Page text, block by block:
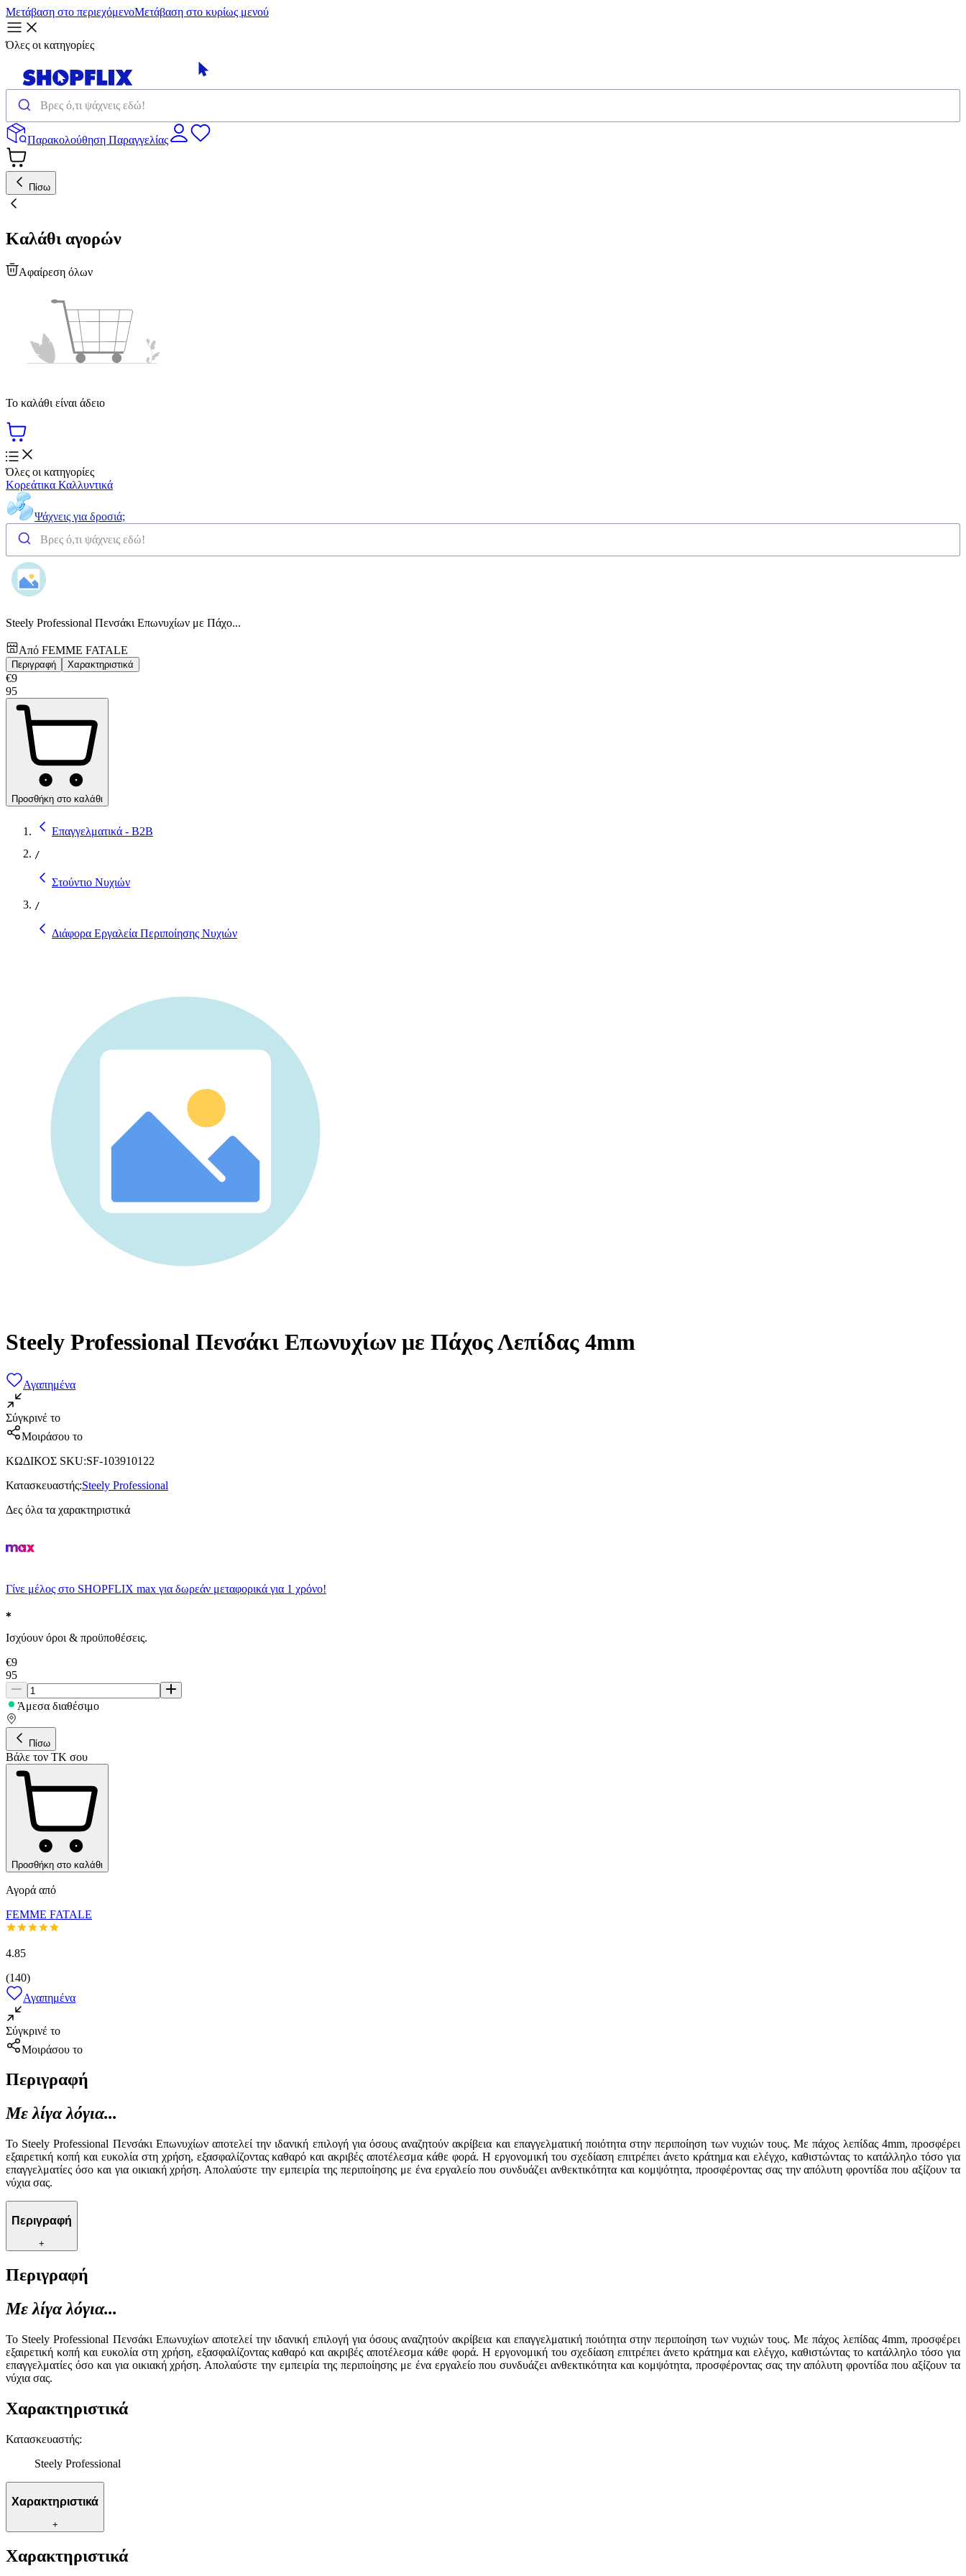
Μετάβαση στο περιεχόμενοΜετάβαση στο κυρίως μενού
Όλες οι κατηγορίες
Παρακολούθηση Παραγγελίας
Πίσω
Καλάθι αγορών
Αφαίρεση όλων
Το καλάθι είναι άδειο
Όλες οι κατηγορίες
Κορεάτικα Καλλυντικά
Ψάχνεις για δροσιά;
Steely Professional Πενσάκι Επωνυχίων με Πάχο...
Από FEMME FATALE
Περιγραφή Χαρακτηριστικά
€9
95
Προσθήκη στο καλάθι
Επαγγελματικά - B2B
/
Στούντιο Νυχιών
/
Διάφορα Εργαλεία Περιποίησης Νυχιών
Steely Professional Πενσάκι Επωνυχίων με Πάχος Λεπίδας 4mm
Αγαπημένα
Σύγκρινέ το
Μοιράσου το
ΚΩΔΙΚΟΣ SKU:SF-103910122
Κατασκευαστής:Steely Professional
Δες όλα τα χαρακτηριστικά
Γίνε μέλος στο SHOPFLIX max για δωρεάν μεταφορικά για 1 χρόνο!
Ισχύουν όροι & προϋποθέσεις.
€9
95
Άμεσα διαθέσιμο
Πίσω
Βάλε τον ΤΚ σου
Προσθήκη στο καλάθι
Αγορά από
FEMME FATALE
4.85
(140)
Αγαπημένα
Σύγκρινέ το
Μοιράσου το
Περιγραφή
Με λίγα λόγια...
Το Steely Professional Πενσάκι Επωνυχίων αποτελεί την ιδανική επιλογή για όσους αναζητούν ακρίβεια και επαγγελματική ποιότητα στην περιποίηση των νυχιών τους. Με πάχος λεπίδας 4mm, προσφέρει
εξαιρετική κοπή και ευκολία στη χρήση, εξασφαλίζοντας καθαρό και ακριβές αποτέλεσμα κάθε φορά. Η εργονομική του σχεδίαση επιτρέπει άνετο κράτημα και ελέγχο, καθιστώντας το κατάλληλο τόσο για
επαγγελματίες όσο και για οικιακή χρήση. Απολαύστε την εμπειρία της περιποίησης με ένα εργαλείο που συνδυάζει ανθεκτικότητα και κομψότητα, προσφέροντας σας την απόλυτη φροντίδα που αξίζουν τα
νύχια σας.
Περιγραφή
+
Περιγραφή
Με λίγα λόγια...
Το Steely Professional Πενσάκι Επωνυχίων αποτελεί την ιδανική επιλογή για όσους αναζητούν ακρίβεια και επαγγελματική ποιότητα στην περιποίηση των νυχιών τους. Με πάχος λεπίδας 4mm, προσφέρει
εξαιρετική κοπή και ευκολία στη χρήση, εξασφαλίζοντας καθαρό και ακριβές αποτέλεσμα κάθε φορά. Η εργονομική του σχεδίαση επιτρέπει άνετο κράτημα και ελέγχο, καθιστώντας το κατάλληλο τόσο για
επαγγελματίες όσο και για οικιακή χρήση. Απολαύστε την εμπειρία της περιποίησης με ένα εργαλείο που συνδυάζει ανθεκτικότητα και κομψότητα, προσφέροντας σας την απόλυτη φροντίδα που αξίζουν τα
νύχια σας.
Χαρακτηριστικά
Κατασκευαστής:
Steely Professional
Χαρακτηριστικά
+
Χαρακτηριστικά